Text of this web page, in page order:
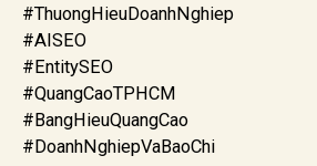
#ThuongHieuDoanhNghiep
#AISEO
#EntitySEO
#QuangCaoTPHCM
#BangHieuQuangCao
#DoanhNghiepVaBaoChi